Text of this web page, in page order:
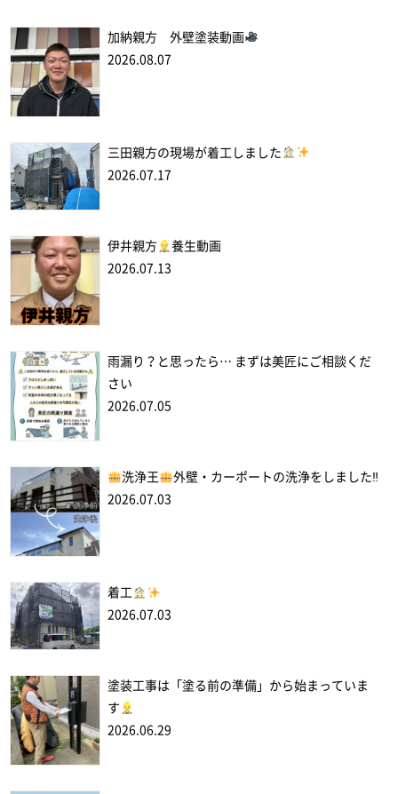
加納親方 外壁塗装動画
2026.08.07
三田親方の現場が着工しました
2026.07.17
伊井親方
養生動画
2026.07.13
雨漏り？と思ったら… まずは美匠にご相談くだ
さい
2026.07.05
洗浄王
外壁・カーポートの洗浄をしました‼
2026.07.03
着工
2026.07.03
塗装工事は「塗る前の準備」から始まっていま
す
2026.06.29